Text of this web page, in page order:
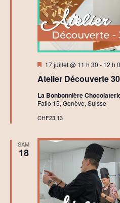
Atelier Découverte
Mis
avant
17 juillet @ 11 h 30 - 12 h
La Bonbonnière
Fatio 15, Genève, Suisse
CHF23.13
SAM
18